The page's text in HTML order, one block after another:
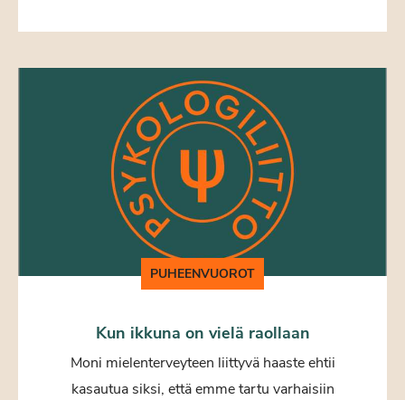
PUHEENVUOROT
Kun ikkuna on vielä raollaan
Moni mielenterveyteen liittyvä haaste ehtii
kasautua siksi, että emme tartu varhaisiin